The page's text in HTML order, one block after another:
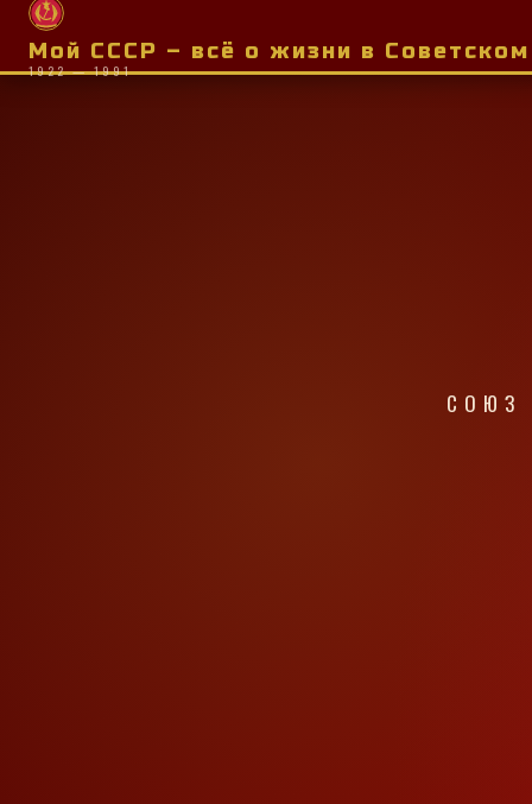
Мой СССР – всё о жизни в
1922 — 1991
СОЮЗ